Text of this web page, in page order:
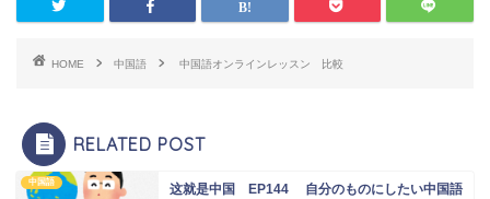
HOME 中国語 中国語オンラインレッスン 比較
RELATED POST
中国語
这就是中国 EP144 自分のものにしたい中国語